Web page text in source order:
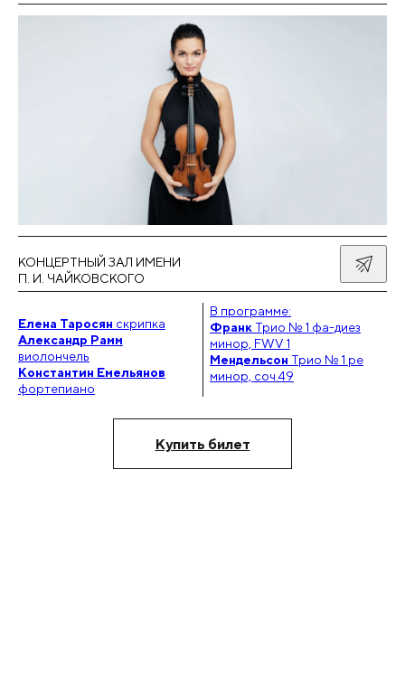
КОНЦЕРТНЫЙ ЗАЛ ИМЕНИ
П. И. ЧАЙКОВСКОГО
Купить билет
Елена Таросян скрипка
Александр Рамм
виолончель
Константин Емельянов
фортепиано
В программе:
Франк Трио № 1 фа-диез
минор, FWV 1
Мендельсон Трио № 1 ре
минор, соч.49